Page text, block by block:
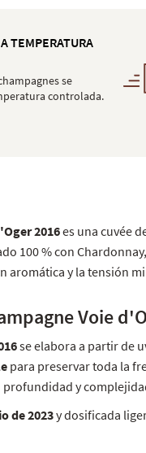
TEMPERATURA
se
controlada.
2016es una cuvée
100 % con
aromática y la tensión
Voie
se elabora a partir de
para preservar toda la
profundidad y
de 2023y dosificada